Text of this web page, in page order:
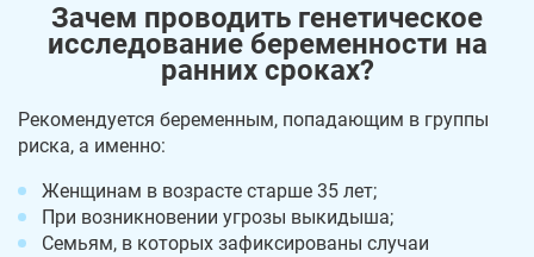
Зачем проводить генетическое
исследование беременности на
ранних сроках?
Рекомендуется беременным, попадающим в группы
риска, а именно:
Женщинам в возрасте старше 35 лет;
При возникновении угрозы выкидыша;
Семьям, в которых зафиксированы случаи